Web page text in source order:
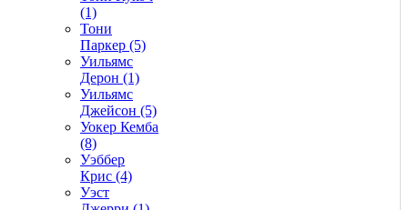
(1)
Тони
Паркер (5)
Уильямс
Дерон (1)
Уильямс
Джейсон (5)
Уокер Кемба
(8)
Уэббер
Крис (4)
Уэст